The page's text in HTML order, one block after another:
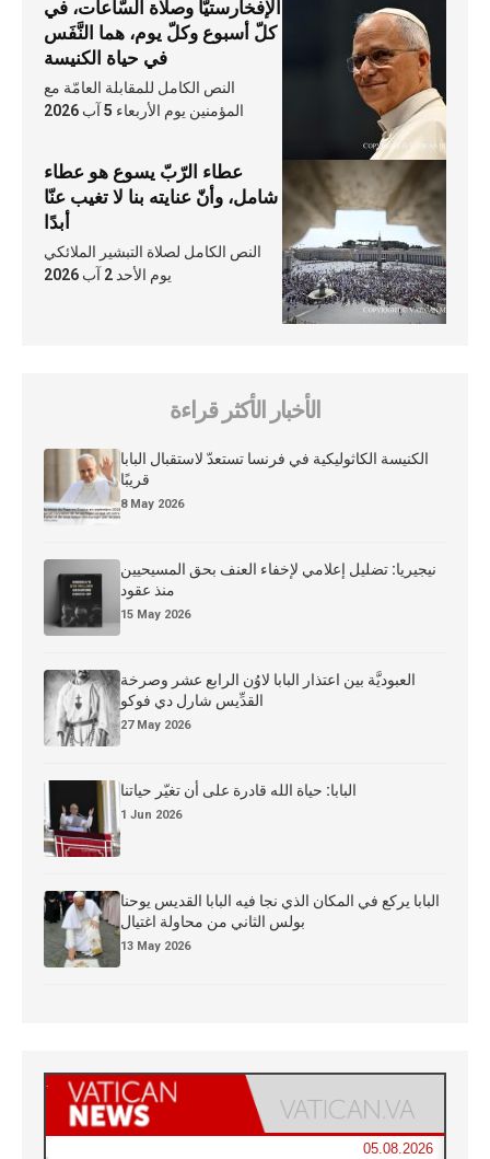
الإفخارستيّا وصلاة السّاعات، في
كلّ أسبوع وكلّ يوم، هما النَّفَس
في حياة الكنيسة
النص الكامل للمقابلة العامّة مع
المؤمنين يوم الأربعاء 5 آب 2026
عطاء الرّبّ يسوع هو عطاء
شامل، وأنّ عنايته بنا لا تغيب عنّا
أبدًا
النص الكامل لصلاة التبشير الملائكي
يوم الأحد 2 آب 2026
الأخبار الأكثر قراءة
الكنيسة الكاثوليكية في فرنسا تستعدّ لاستقبال البابا
قريبًا
8 May 2026
نيجيريا: تضليل إعلامي لإخفاء العنف بحق المسيحيين
منذ عقود
15 May 2026
العبوديَّة بين اعتذار البابا لاوُن الرابع عشر وصرخة
القدِّيس شارل دي فوكو
27 May 2026
البابا: حياة الله قادرة على أن تغيّر حياتنا
1 Jun 2026
البابا يركع في المكان الذي نجا فيه البابا القديس يوحنا
بولس الثاني من محاولة اغتيال
13 May 2026
05.08.2026